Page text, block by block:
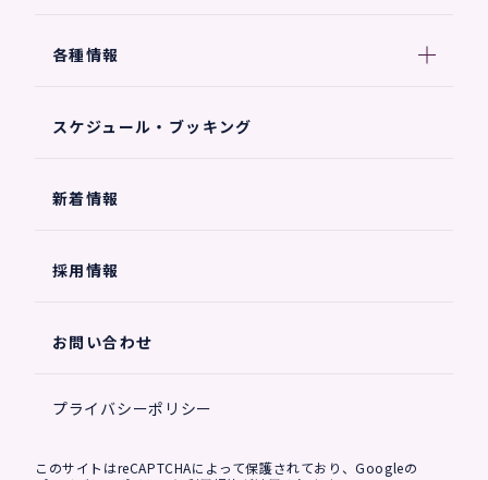
各種情報
スケジュール・ブッキング
新着情報
採用情報
お問い合わせ
プライバシーポリシー
このサイトはreCAPTCHAによって保護されており、Googleの